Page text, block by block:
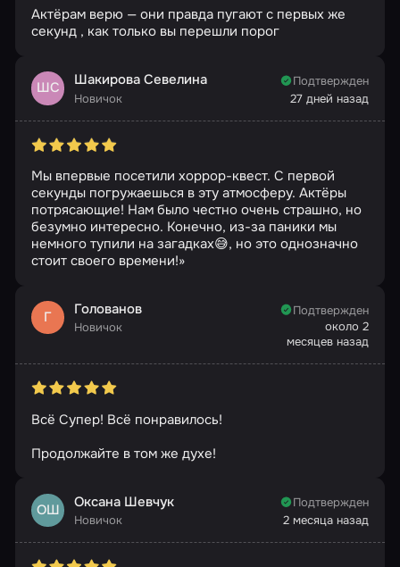
Актёрам верю — они правда пугают с первых же
секунд , как только вы перешли порог
ШС Шакирова Севелина
Новичок
Подтвержден
27 дней назад
Мы впервые посетили хоррор-квест. С первой
секунды погружаешься в эту атмосферу. Актёры
потрясающие! Нам было честно очень страшно, но
безумно интересно. Конечно, из-за паники мы
немного тупили на загадках😅, но это однозначно
стоит своего времени!»
Г Голованов
Новичок
Подтвержден
около 2
месяцев назад
Всё Супер! Всё понравилось!
Продолжайте в том же духе!
ОШ Оксана Шевчук
Новичок
Подтвержден
2 месяца назад